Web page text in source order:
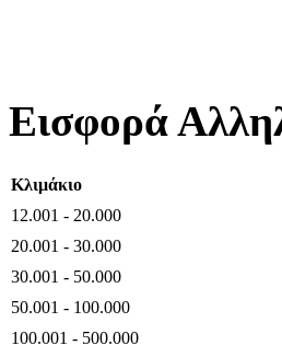
Εισφορά
Κλιμάκιο
12.001 - 20.000
20.001 - 30.000
30.001 - 50.000
50.001 - 100.000
100.001 - 500.000